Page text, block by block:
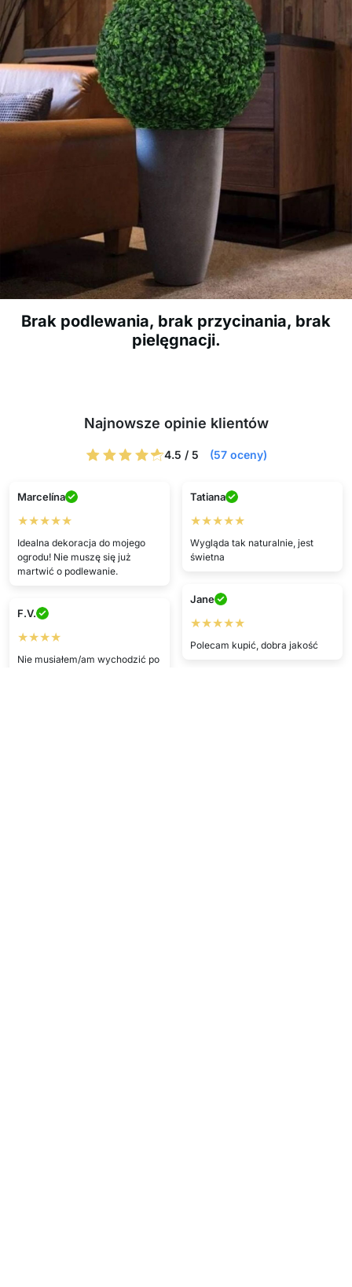
Brak podlewania, brak przycinania, brak
pielęgnacji.
Najnowsze opinie klientów
4.5 / 5 (57 oceny)
Marcelína
★★★★★
Idealna dekoracja do mojego
ogrodu! Nie muszę się już
martwić o podlewanie.
Tatiana
★★★★★
Wygląda tak naturalnie, jest
świetna
Jane
★★★★★
Polecam kupić, dobra jakość
F.V.
★★★★
Nie musiałem/am wychodzić po